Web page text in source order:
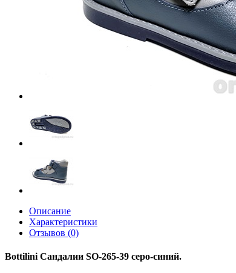
Описание
Характеристики
Отзывов (0)
Bottilini Сандалии SO-265-39 серо-синий.